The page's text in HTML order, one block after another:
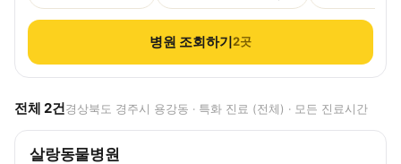
병원 조회하기2곳
전체 2건경상북도 경주시 용강동 · 특화 진료 (전체) · 모든 진료시간
살랑동물병원